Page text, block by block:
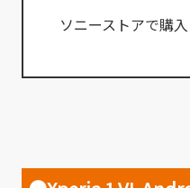
ソニーストアで購入